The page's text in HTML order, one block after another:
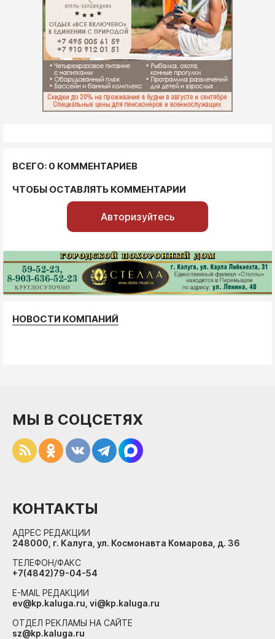
ВСЕГО: 0 КОММЕНТАРИЕВ
ЧТОБЫ ОСТАВЛЯТЬ КОММЕНТАРИИ
Авторизуйтесь
НОВОСТИ КОМПАНИЙ
МЫ В СОЦСЕТЯХ
КОНТАКТЫ
АДРЕС РЕДАКЦИИ
248000, г. Калуга, ул. Космонавта Комарова, д. 36
ТЕЛЕФОН/ФАКС
+7(4842)79-04-54
E-MAIL РЕДАКЦИИ
ev@kp.kaluga.ru, vi@kp.kaluga.ru
ОТДЕЛ РЕКЛАМЫ НА САЙТЕ
sz@kp.kaluga.ru